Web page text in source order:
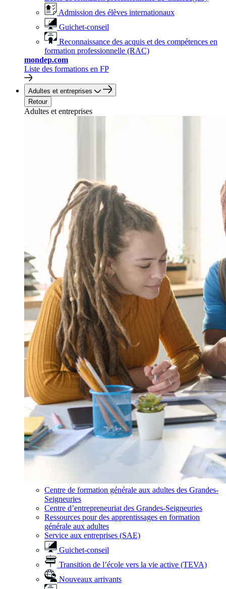
Admission des élèves internationaux
Guichet-conseil
Reconnaissance des acquis et des compétences en
formation professionnelle (RAC)
mondep.com
Liste des formations en FP
Adultes et entreprises
Retour
Adultes et entreprises
Centre de formation générale aux adultes des Grandes-
Seigneuries
Centre d’entrepreneuriat des Grandes-Seigneuries
Ressources pour des apprentissages en formation
générale aux adultes
Service aux entreprises (SAE)
Guichet-conseil
Transition de l’école vers la vie active (TEVA)
Nouveaux arrivants